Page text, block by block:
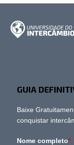
GUIA
Baixe
conquistar
Nome completo*